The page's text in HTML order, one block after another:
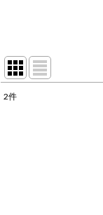
2件